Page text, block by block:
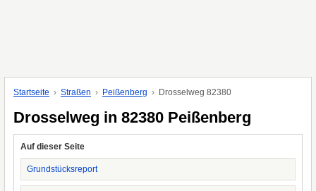
Startseite Straßen Peißenberg Drosselweg 82380
Drosselweg in 82380 Peißenberg
Auf dieser Seite
Grundstücksreport